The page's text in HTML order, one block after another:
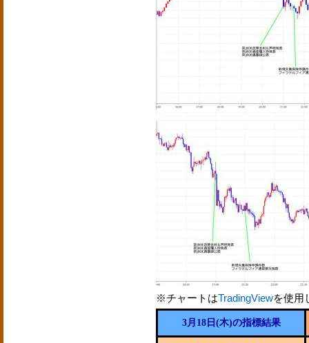
※チャートはTradingViewを使用
3月18日(木)の指標結果